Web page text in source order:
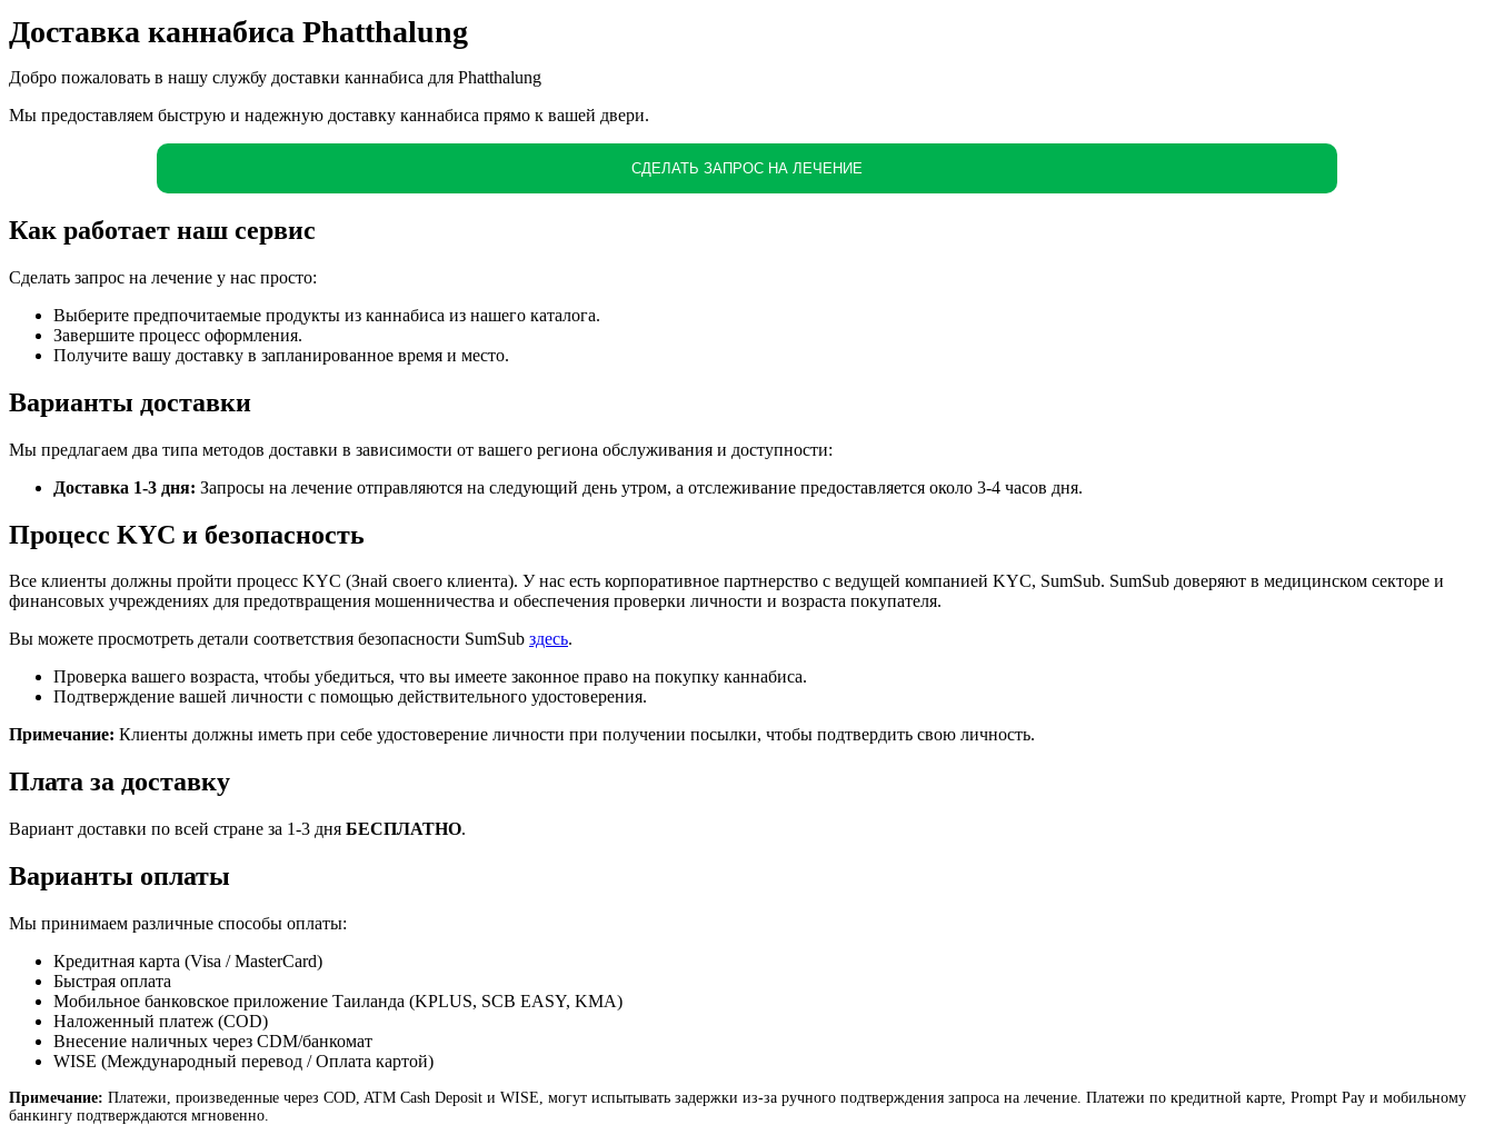
Доставка каннабиса Phatthalung
Добро пожаловать в нашу службу доставки каннабиса для Phatthalung
Мы предоставляем быструю и надежную доставку каннабиса прямо к вашей двери.
СДЕЛАТЬ ЗАПРОС НА ЛЕЧЕНИЕ
Как работает наш сервис
Сделать запрос на лечение у нас просто:
Выберите предпочитаемые продукты из каннабиса из нашего каталога.
Завершите процесс оформления.
Получите вашу доставку в запланированное время и место.
Варианты доставки
Мы предлагаем два типа методов доставки в зависимости от вашего региона обслуживания и доступности:
Доставка 1-3 дня: Запросы на лечение отправляются на следующий день утром, а отслеживание предоставляется около 3-4 часов дня.
Процесс KYC и безопасность
Все клиенты должны пройти процесс KYC (Знай своего клиента). У нас есть корпоративное партнерство с ведущей компанией KYC, SumSub. SumSub доверяют в медицинском секторе и
финансовых учреждениях для предотвращения мошенничества и обеспечения проверки личности и возраста покупателя.
Вы можете просмотреть детали соответствия безопасности SumSub здесь.
Проверка вашего возраста, чтобы убедиться, что вы имеете законное право на покупку каннабиса.
Подтверждение вашей личности с помощью действительного удостоверения.
Примечание: Клиенты должны иметь при себе удостоверение личности при получении посылки, чтобы подтвердить свою личность.
Плата за доставку
Вариант доставки по всей стране за 1-3 дня БЕСПЛАТНО.
Варианты оплаты
Мы принимаем различные способы оплаты:
Кредитная карта (Visa / MasterCard)
Быстрая оплата
Мобильное банковское приложение Таиланда (KPLUS, SCB EASY, KMA)
Наложенный платеж (COD)
Внесение наличных через CDM/банкомат
WISE (Международный перевод / Оплата картой)
Примечание: Платежи, произведенные через COD, ATM Cash Deposit и WISE, могут испытывать задержки из-за ручного подтверждения запроса на лечение. Платежи по кредитной карте, Prompt Pay и мобильному
банкингу подтверждаются мгновенно.